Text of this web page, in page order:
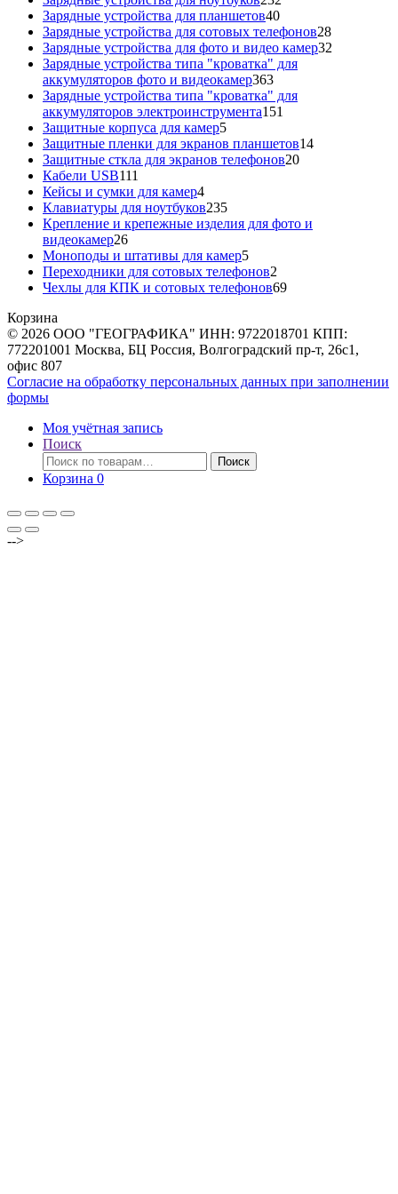
Зарядные устройства для планшетов4040
товаров
Зарядные устройства для сотовых телефонов2828
товаров
Зарядные устройства для фото и видео камер32
Зарядные устройства типа "кроватка" для
аккумуляторов фото и видеокамер363363
товара
Зарядные устройства типа "кроватка" для
аккумуляторов электроинструмента151
Защитные корпуса для камер55
товаров
Защитные пленки для экранов планшетов1414
Защитные сткла для экранов телефонов2020
Кабели USB111
товаров
Кейсы и сумки для камер44
товара
Клавиатуры для ноутбуков235235
товаров
Крепление и крепежные изделия для фото и
видеокамер2626
товаров
Моноподы и штативы для камер55
товаров
Переходники для сотовых телефонов2
товара
Чехлы для КПК и сотовых телефонов6969
Корзина
© 2026 ООО "ГЕОГРАФИКА" ИНН: 9722018701 КПП:
772201001 Москва, БЦ Россия, Волгоградский пр-т, 26с1,
офис 807
Согласие на обработку персональных данных при заполнении
формы
Моя учётная запись
Поиск
Искать:
Поиск
Корзина 0
-->